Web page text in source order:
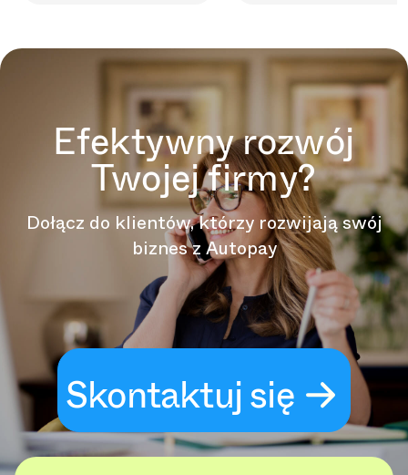
Efektywny rozwój
Twojej firmy?
Dołącz do klientów, którzy rozwijają swój
biznes z Autopay
Skontaktuj się